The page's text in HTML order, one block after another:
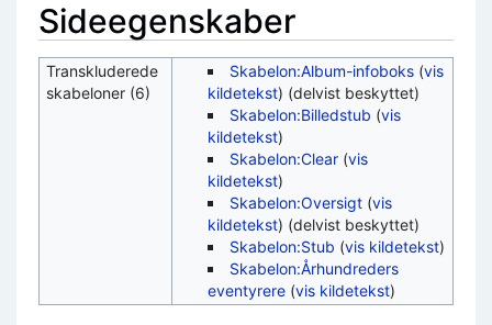
Sideegenskaber
Transkluderede
skabeloner (6)
Skabelon:Album-infoboks (vis
kildetekst) (delvist beskyttet)
Skabelon:Billedstub (vis
kildetekst)
Skabelon:Clear (vis
kildetekst)
Skabelon:Oversigt (vis
kildetekst) (delvist beskyttet)
Skabelon:Stub (vis kildetekst)
Skabelon:Århundreders
eventyrere (vis kildetekst)